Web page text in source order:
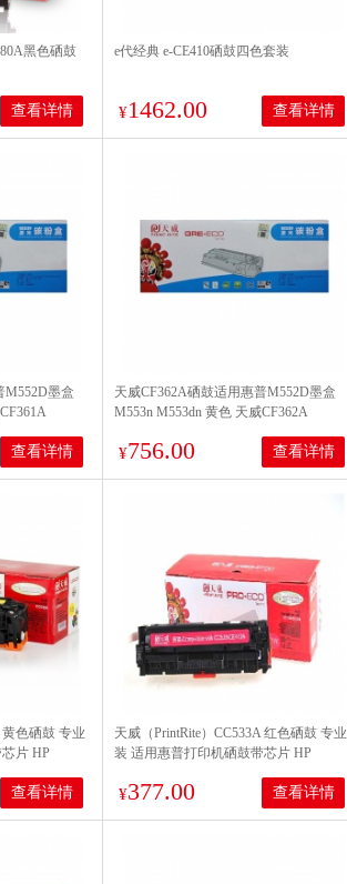
黑色硒鼓
查看详情
e代经典 e-CE410硒鼓四色套装
¥1462.00 查看详情
M552D墨盒
查看详情
天威CF362A硒鼓适用惠普M552D墨盒
M553n M553dn 黄色 天威CF362A
¥756.00 查看详情
黄色硒鼓 专业
片 HP
MFP
查看详情
天威（PrintRite）CC533A 红色硒鼓 专业
装 适用惠普打印机硒鼓带芯片 HP
M375nw/400 Color
M451nw/M451dn/M451dw/MFP
¥377.00 查看详情